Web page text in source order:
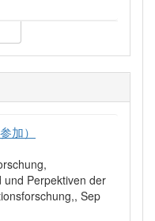
加）
und Perpektiven der
Sep